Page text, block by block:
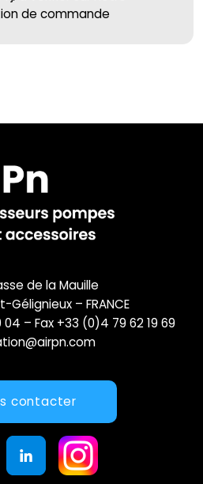
de commande
de la Mauille
Gélignieux – FRANCE
– Fax +33 (0)4 79 62 19 69
contacter